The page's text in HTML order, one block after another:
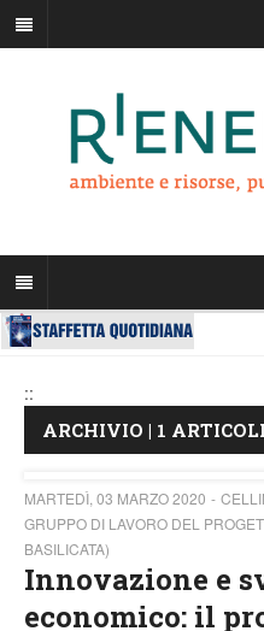
::
ARCHIVIO | 1 ARTICOLI
MARTEDÌ, 03 MARZO 2020
GRUPPO DI LAVORO DEL
BASILICATA)
Innovazione e
economico: il